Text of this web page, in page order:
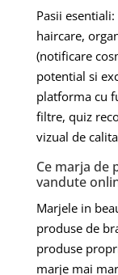
Pasii
haircare,
(notificare
potential si
platforma cu
filtre, quiz
vizual de
Ce marja de
vandute
Marjele in
produse de
produse
marje mai